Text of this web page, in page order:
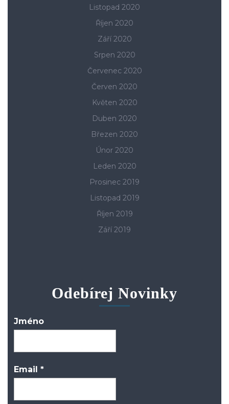
Listopad 2020
Říjen 2020
Září 2020
Srpen 2020
Červenec 2020
Červen 2020
Květen 2020
Duben 2020
Březen 2020
Únor 2020
Leden 2020
Prosinec 2019
Listopad 2019
Říjen 2019
Září 2019
Odebírej Novinky
Jméno
Email *